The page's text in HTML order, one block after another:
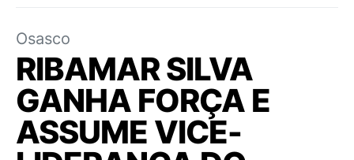
Osasco
RIBAMAR SILVA
GANHA FORÇA E
ASSUME VICE-